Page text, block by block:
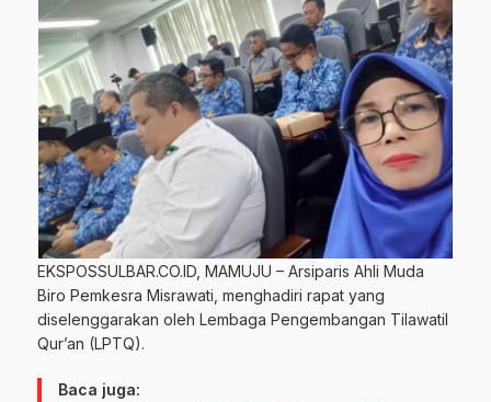
EKSPOSSULBAR.CO.ID, MAMUJU – Arsiparis Ahli Muda
Biro Pemkesra Misrawati, menghadiri rapat yang
diselenggarakan oleh Lembaga Pengembangan Tilawatil
Qur’an (LPTQ).
Baca juga: